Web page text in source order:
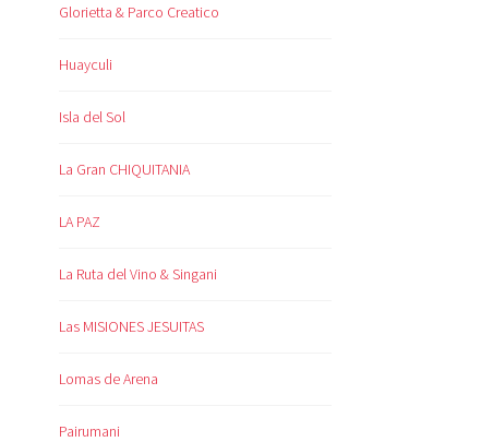
Glorietta & Parco Creatico
Huayculi
Isla del Sol
La Gran CHIQUITANIA
LA PAZ
La Ruta del Vino & Singani
Las MISIONES JESUITAS
Lomas de Arena
Pairumani